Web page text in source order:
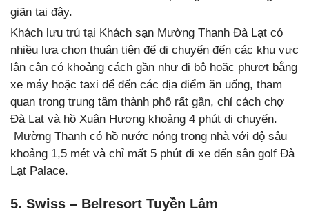
giãn tại đây.
Khách lưu trú tại Khách sạn Mường Thanh Đà Lạt có
nhiều lựa chọn thuận tiện để di chuyển đến các khu vực
lân cận có khoảng cách gần như đi bộ hoặc phượt bằng
xe máy hoặc taxi để đến các địa điểm ăn uống, tham
quan trong trung tâm thành phố rất gần, chỉ cách chợ
Đà Lạt và hồ Xuân Hương khoảng 4 phút di chuyển.
Mường Thanh có hồ nước nóng trong nhà với độ sâu
khoảng 1,5 mét và chỉ mất 5 phút đi xe đến sân golf Đà
Lạt Palace.
5. Swiss – Belresort Tuyền Lâm